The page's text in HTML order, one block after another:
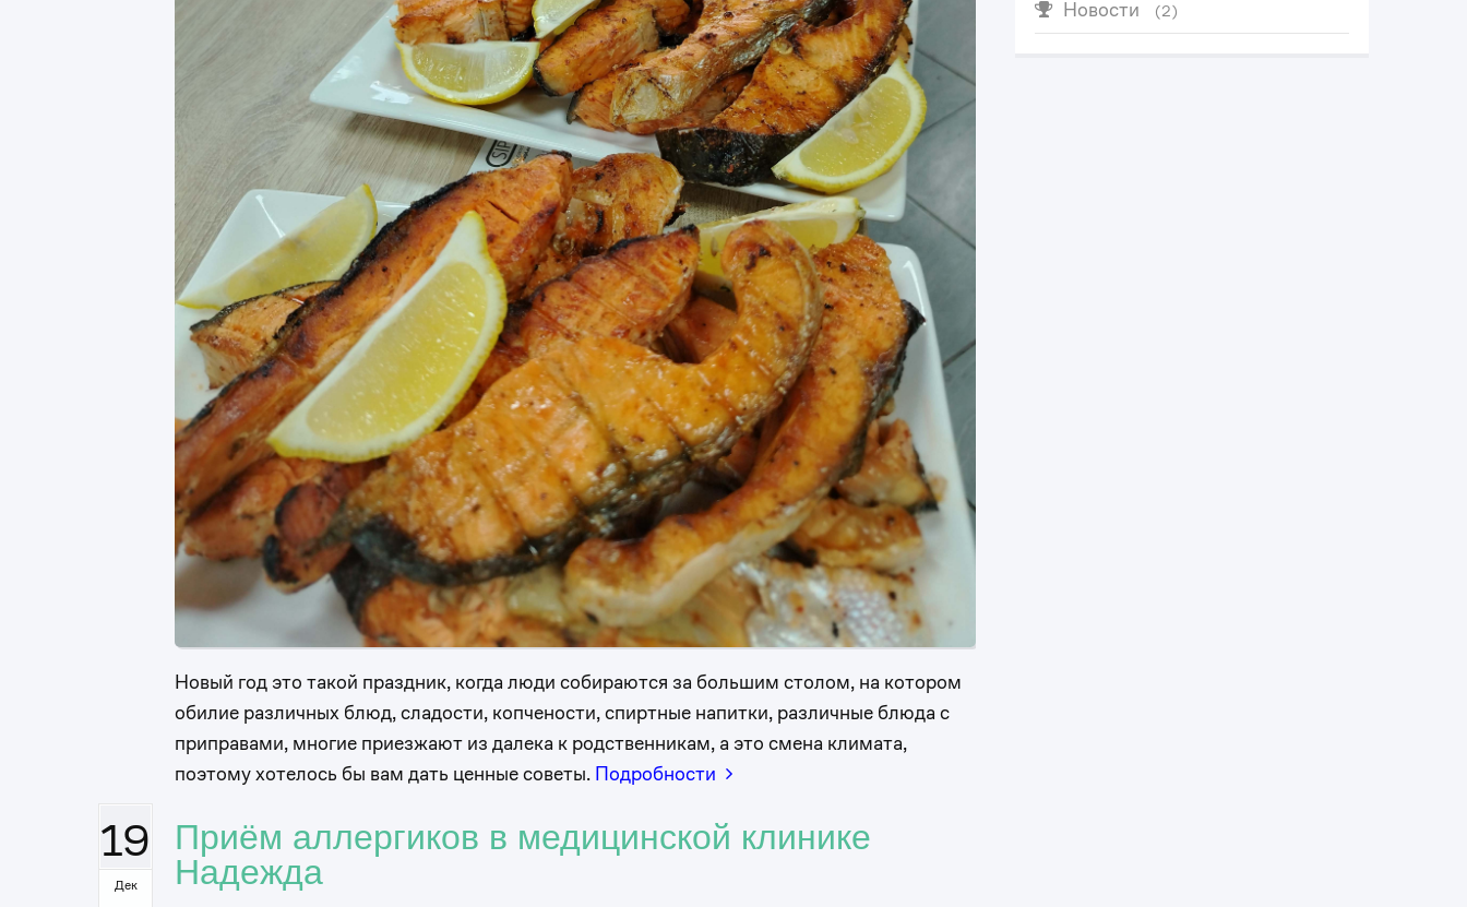
Новый год это такой праздник, когда люди собираются за большим столом, на котором
обилие различных блюд, сладости, копчености, спиртные напитки, различные блюда с
приправами, многие приезжают из далека к родственникам, а это смена климата,
поэтому хотелось бы вам дать ценные советы. Подробности
19
Дек
Приём аллергиков в медицинской клинике
Надежда
Новости (2)